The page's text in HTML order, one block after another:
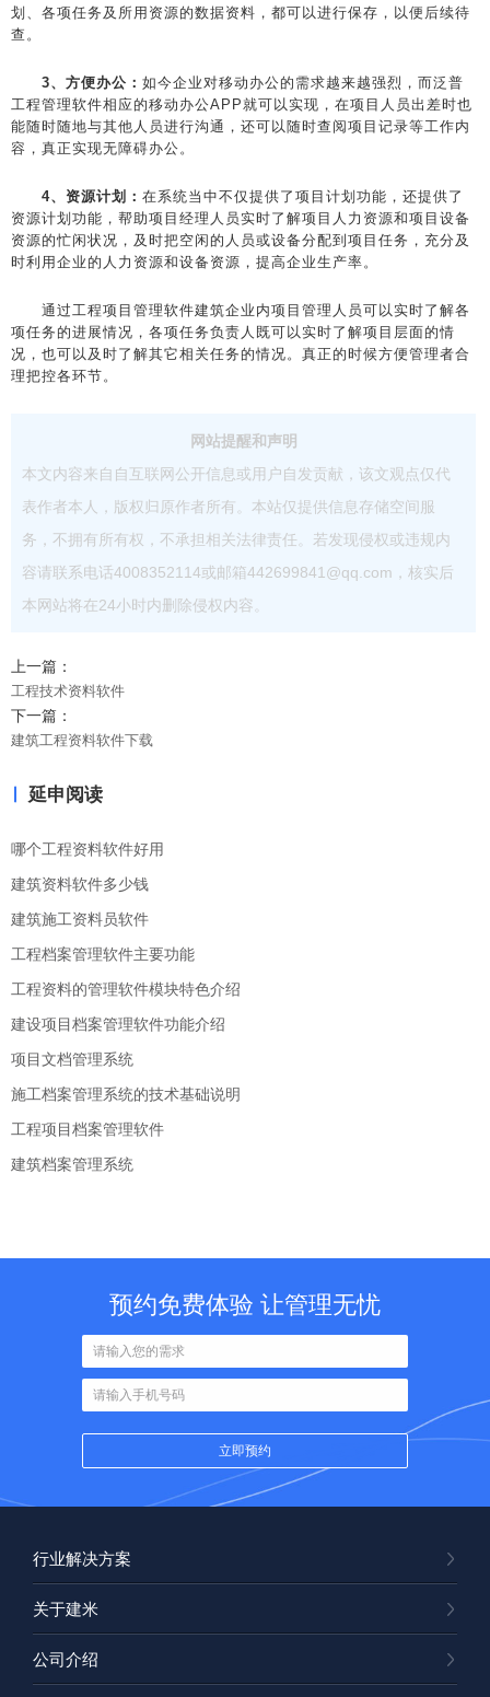
划、各项任务及所用资源的数据资料，都可以进行保存，以便后续待
查。
3、方便办公： 如今企业对移动办公的需求越来越强烈，而泛普
工程管理软件相应的移动办公APP就可以实现，在项目人员出差时也
能随时随地与其他人员进行沟通，还可以随时查阅项目记录等工作内
容，真正实现无障碍办公。
4、资源计划： 在系统当中不仅提供了项目计划功能，还提供了
资源计划功能，帮助项目经理人员实时了解项目人力资源和项目设备
资源的忙闲状况，及时把空闲的人员或设备分配到项目任务，充分及
时利用企业的人力资源和设备资源，提高企业生产率。
通过工程项目管理软件建筑企业内项目管理人员可以实时了解各
项任务的进展情况，各项任务负责人既可以实时了解项目层面的情
况，也可以及时了解其它相关任务的情况。真正的时候方便管理者合
理把控各环节。
网站提醒和声明
本文内容来自自互联网公开信息或用户自发贡献，该文观点仅代
表作者本人，版权归原作者所有。本站仅提供信息存储空间服
务，不拥有所有权，不承担相关法律责任。若发现侵权或违规内
容请联系电话4008352114或邮箱442699841@qq.com，核实后
本网站将在24小时内删除侵权内容。
上一篇：
工程技术资料软件
下一篇：
建筑工程资料软件下载
延申阅读
哪个工程资料软件好用
建筑资料软件多少钱
建筑施工资料员软件
工程档案管理软件主要功能
工程资料的管理软件模块特色介绍
建设项目档案管理软件功能介绍
项目文档管理系统
施工档案管理系统的技术基础说明
工程项目档案管理软件
建筑档案管理系统
预约免费体验 让管理无忧
行业解决方案
关于建米
公司介绍